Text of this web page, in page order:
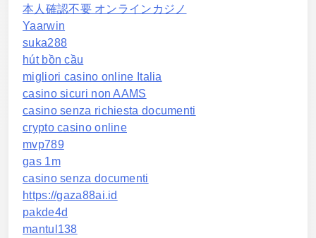
本人確認不要 オンラインカジノ
Yaarwin
suka288
hút bồn cầu
migliori casino online Italia
casino sicuri non AAMS
casino senza richiesta documenti
crypto casino online
mvp789
gas 1m
casino senza documenti
https://gaza88ai.id
pakde4d
mantul138